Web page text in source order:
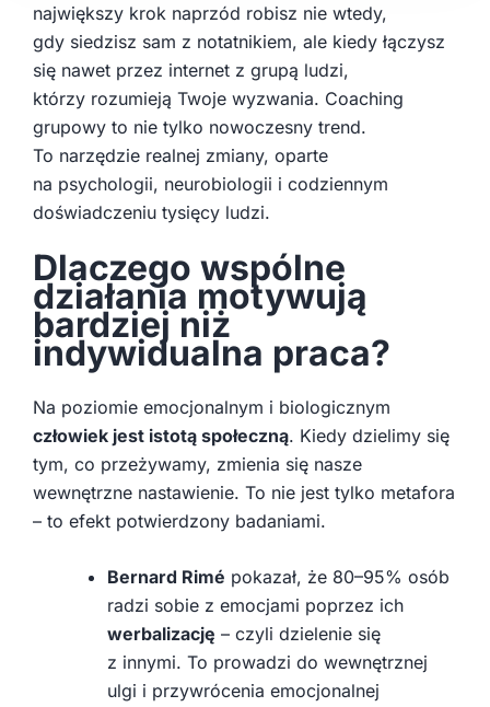
największy krok naprzód robisz nie wtedy,
gdy siedzisz sam z notatnikiem, ale kiedy łączysz
się nawet przez internet z grupą ludzi,
którzy rozumieją Twoje wyzwania. Coaching
grupowy to nie tylko nowoczesny trend.
To narzędzie realnej zmiany, oparte
na psychologii, neurobiologii i codziennym
doświadczeniu tysięcy ludzi.
Dlaczego wspólne
działania motywują
bardziej niż
indywidualna praca?
Na poziomie emocjonalnym i biologicznym
człowiek jest istotą społeczną. Kiedy dzielimy się
tym, co przeżywamy, zmienia się nasze
wewnętrzne nastawienie. To nie jest tylko metafora
– to efekt potwierdzony badaniami.
Bernard Rimé pokazał, że 80–95% osób
radzi sobie z emocjami poprzez ich
werbalizację – czyli dzielenie się
z innymi. To prowadzi do wewnętrznej
ulgi i przywrócenia emocjonalnej